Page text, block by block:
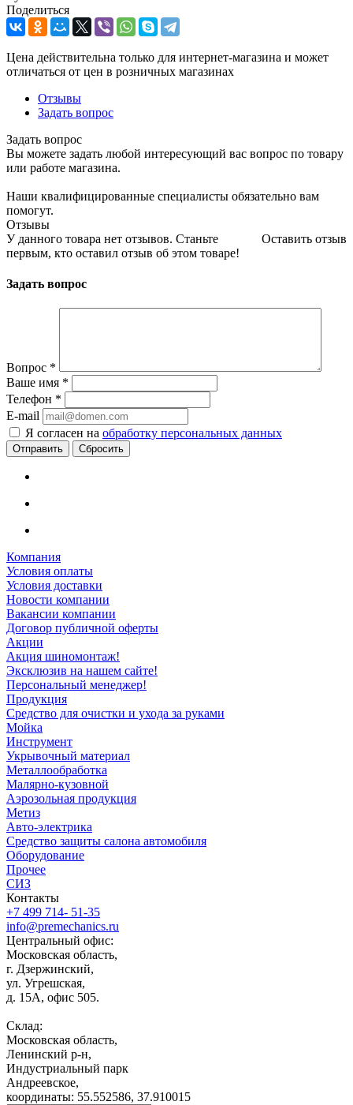
Поделиться
Цена действительна только для интернет-магазина и может
отличаться от цен в розничных магазинах
Отзывы
Задать вопрос
Задать вопрос
Вы можете задать любой интересующий вас вопрос по товару
или работе магазина.
Наши квалифицированные специалисты обязательно вам
помогут.
Отзывы
Оставить отзыв
У данного товара нет отзывов. Станьте
первым, кто оставил отзыв об этом товаре!
Задать вопрос
Вопрос *
Ваше имя *
Телефон *
E-mail
Я согласен на обработку персональных данных
Сбросить
Компания
Условия оплаты
Условия доставки
Новости компании
Вакансии компании
Договор публичной оферты
Акции
Акция шиномонтаж!
Эксклюзив на нашем сайте!
Персональный менеджер!
Продукция
Средство для очистки и ухода за руками
Мойка
Инструмент
Укрывочный материал
Металлообработка
Малярно-кузовной
Аэрозольная продукция
Метиз
Авто-электрика
Средство защиты салона автомобиля
Оборудование
Прочее
СИЗ
Контакты
+7 499 714- 51-35
info@premechanics.ru
Центральный офис:
Московская область,
г. Дзержинский,
ул. Угрешская,
д. 15А, офис 505.
Склад:
Московская область,
Ленинский р-н,
Индустриальный парк
Андреевское,
координаты: 55.552586, 37.910015